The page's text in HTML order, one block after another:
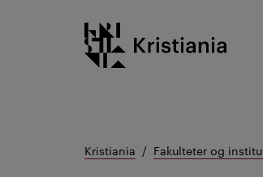
Kristiania logo
Kristiania Fakulteter og